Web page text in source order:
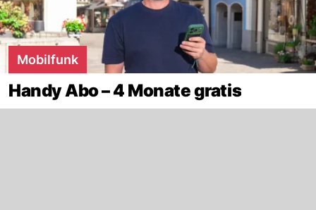
Mobilfunk
Handy Abo – 4 Monate gratis